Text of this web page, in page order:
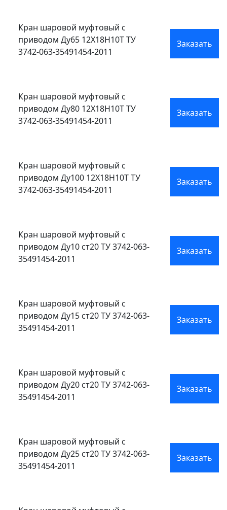
Кран шаровой муфтовый с
приводом Ду65 12Х18Н10Т ТУ
3742-063-35491454-2011
Заказать
Кран шаровой муфтовый с
приводом Ду80 12Х18Н10Т ТУ
3742-063-35491454-2011
Заказать
Кран шаровой муфтовый с
приводом Ду100 12Х18Н10Т ТУ
3742-063-35491454-2011
Заказать
Кран шаровой муфтовый с
приводом Ду10 ст20 ТУ 3742-063-
35491454-2011
Заказать
Кран шаровой муфтовый с
приводом Ду15 ст20 ТУ 3742-063-
35491454-2011
Заказать
Кран шаровой муфтовый с
приводом Ду20 ст20 ТУ 3742-063-
35491454-2011
Заказать
Кран шаровой муфтовый с
приводом Ду25 ст20 ТУ 3742-063-
35491454-2011
Заказать